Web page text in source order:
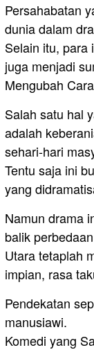
Persahabatan
dunia dalam
Selain itu, para
juga menjadi
Mengubah
Salah satu hal
adalah
sehari-hari
Tentu saja ini
yang
Namun drama
balik
Utara tetaplah
impian, rasa
Pendekatan
manusiawi.
Komedi yang